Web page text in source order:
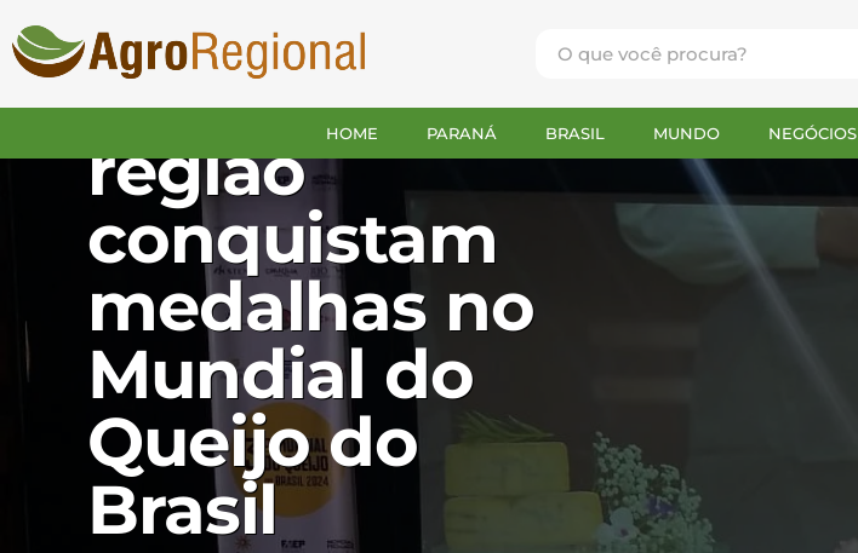
HOME PARANÁ BRASIL MUNDO NEGÓCIOS
CANTAGALO
Queijos da
região
conquistam
medalhas no
Mundial do
Queijo do
Brasil